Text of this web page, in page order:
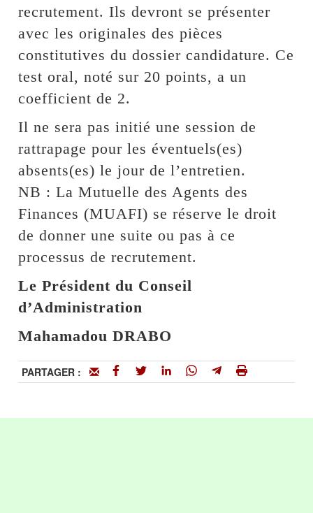
recrutement. Ils devront se présenter
avec les originales des pièces
constitutives du dossier candidature. Ce
test oral, noté sur 20 points, a un
coefficient de 2.
Il ne sera pas initié une session de
rattrapage pour les éventuels(es)
absents(es) le jour de l’entretien.
NB : La Mutuelle des Agents des
Finances (MUAFI) se réserve le droit
de donner une suite ou pas à ce
processus de recrutement.
Le Président du Conseil
d’Administration
Mahamadou DRABO
PARTAGER :